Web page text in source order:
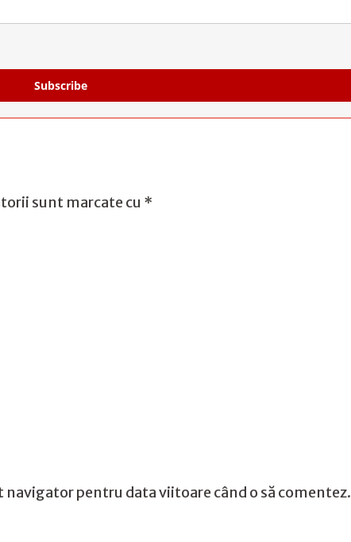
Subscribe
sunt marcate cu *
pentru data viitoare când o să comentez.